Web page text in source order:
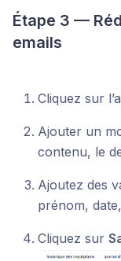
Étape 3 —
emails
Cliquez sur
Ajouter un
contenu, le
Ajoutez des
prénom,
Cliquez sur